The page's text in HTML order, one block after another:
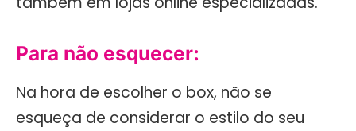
Para não esquecer:
Na hora de escolher o box, não se
esqueça de considerar o estilo do seu